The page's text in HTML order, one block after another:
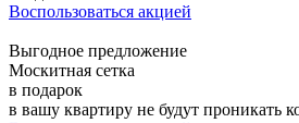
Воспользоваться акцией
Выгодное предложение
Москитная сетка
в подарок
в вашу квартиру не будут проникать